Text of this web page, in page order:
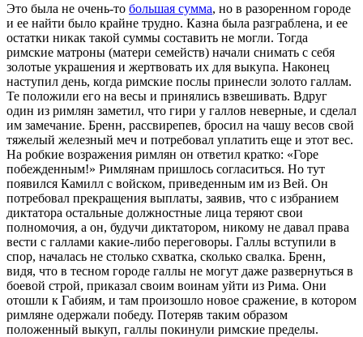
Это была не очень-то большая сумма, но в разоренном городе
и ее найти было крайне трудно. Казна была разграблена, и ее
остатки никак такой суммы составить не могли. Тогда
римские матроны (матери семейств) начали снимать с себя
золотые украшения и жертвовать их для выкупа. Наконец
наступил день, когда римские послы принесли золото галлам.
Те положили его на весы и принялись взвешивать. Вдруг
один из римлян заметил, что гири у галлов неверные, и сделал
им замечание. Бренн, рассвирепев, бросил на чашу весов свой
тяжелый железный меч и потребовал уплатить еще и этот вес.
На робкие возражения римлян он ответил кратко: «Горе
побежденным!» Римлянам пришлось согласиться. Но тут
появился Камилл с войском, приведенным им из Вей. Он
потребовал прекращения выплаты, заявив, что с избранием
диктатора остальные должностные лица теряют свои
полномочия, а он, будучи диктатором, никому не давал права
вести с галлами какие-либо переговоры. Галлы вступили в
спор, началась не столько схватка, сколько свалка. Бренн,
видя, что в тесном городе галлы не могут даже развернуться в
боевой строй, приказал своим воинам уйти из Рима. Они
отошли к Габиям, и там произошло новое сражение, в котором
римляне одержали победу. Потеряв таким образом
положенный выкуп, галлы покинули римские пределы.